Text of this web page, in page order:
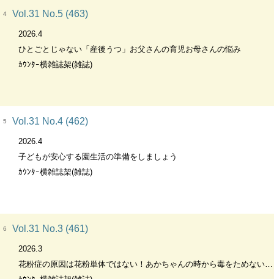
4 Vol.31 No.5 (463)
2026.4
ひとごとじゃない「産後うつ」お父さんの育児お母さんの悩み
ｶｳﾝﾀｰ横雑誌架(雑誌)
5 Vol.31 No.4 (462)
2026.4
子どもが安心する園生活の準備をしましょう
ｶｳﾝﾀｰ横雑誌架(雑誌)
6 Vol.31 No.3 (461)
2026.3
花粉症の原因は花粉単体ではない！あかちゃんの時から毒をためない生活を